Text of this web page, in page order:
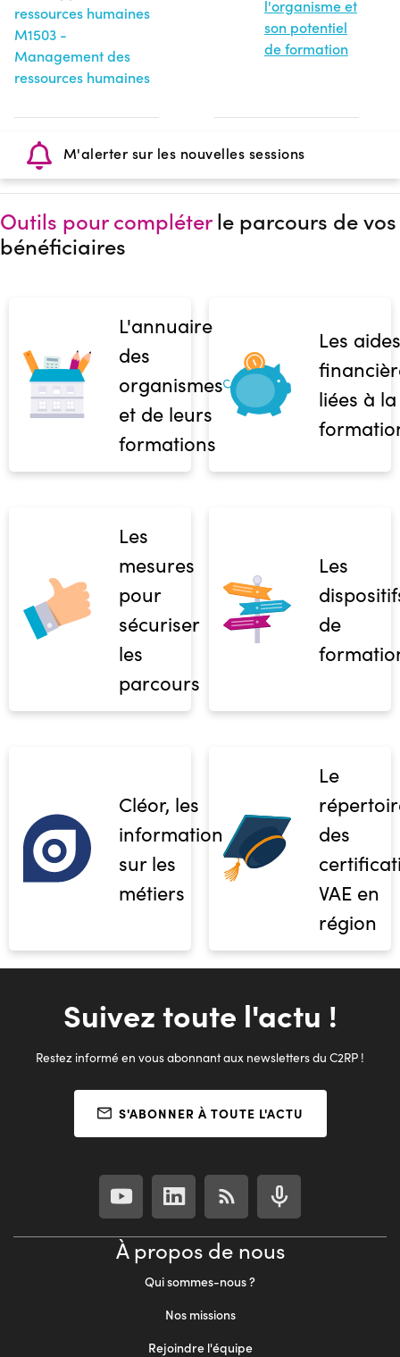
ressources humaines
M1503 -
Management des
ressources humaines
l'organisme et
son potentiel
de formation
M'alerter sur les nouvelles sessions
Outils pour compléterle parcours de vos
bénéficiaires
L'annuaire
des
organismes
et de leurs
formations
Les aides
liées à la
Les
mesures
pour
sécuriser
les
parcours
Les
de
Cléor, les
informations
sur les
métiers
Le
des
VAE en
région
Suivez toute l'actu !
Restez informé en vous abonnant aux newsletters du C2RP !
S'ABONNER À TOUTE L'ACTU
À propos de nous
Qui sommes-nous ?
Nos missions
Rejoindre l'équipe